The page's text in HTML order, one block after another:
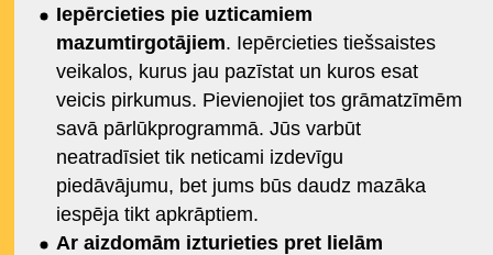
Iepērcieties pie uzticamiem
mazumtirgotājiem. Iepērcieties tiešsaistes
veikalos, kurus jau pazīstat un kuros esat
veicis pirkumus. Pievienojiet tos grāmatzīmēm
savā pārlūkprogrammā. Jūs varbūt
neatradīsiet tik neticami izdevīgu
piedāvājumu, bet jums būs daudz mazāka
iespēja tikt apkrāptiem.
Ar aizdomām izturieties pret lielām